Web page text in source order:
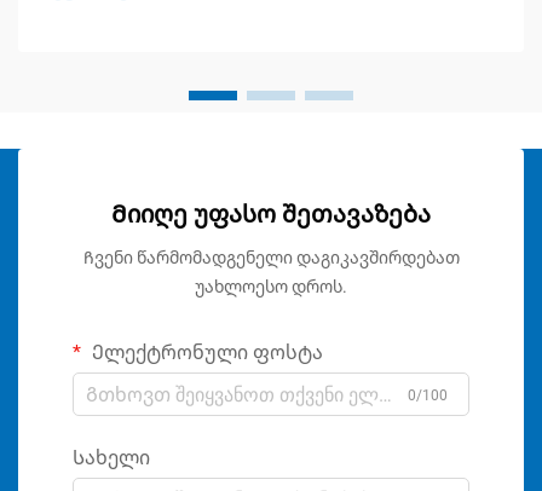
Მიიღე უფასო შეთავაზება
Ჩვენი წარმომადგენელი დაგიკავშირდებათ
უახლოესო დროს.
Ელექტრონული ფოსტა
0/100
Სახელი